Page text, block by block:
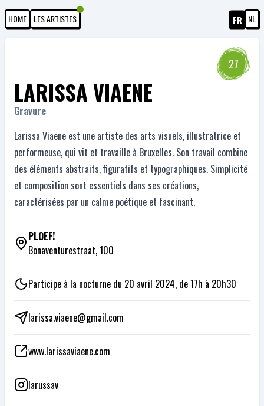
HOME LES ARTISTES FR NL
27
LARISSA VIAENE
Gravure
Larissa Viaene est une artiste des arts visuels, illustratrice et
performeuse, qui vit et travaille à Bruxelles. Son travail combine
des éléments abstraits, figuratifs et typographiques. Simplicité
et composition sont essentiels dans ses créations,
caractérisées par un calme poétique et fascinant.
PLOEF!
Bonaventurestraat, 100
Participe à la nocturne du 20 avril 2024, de 17h à 20h30
larissa.viaene@gmail.com
www.larissaviaene.com
larussav